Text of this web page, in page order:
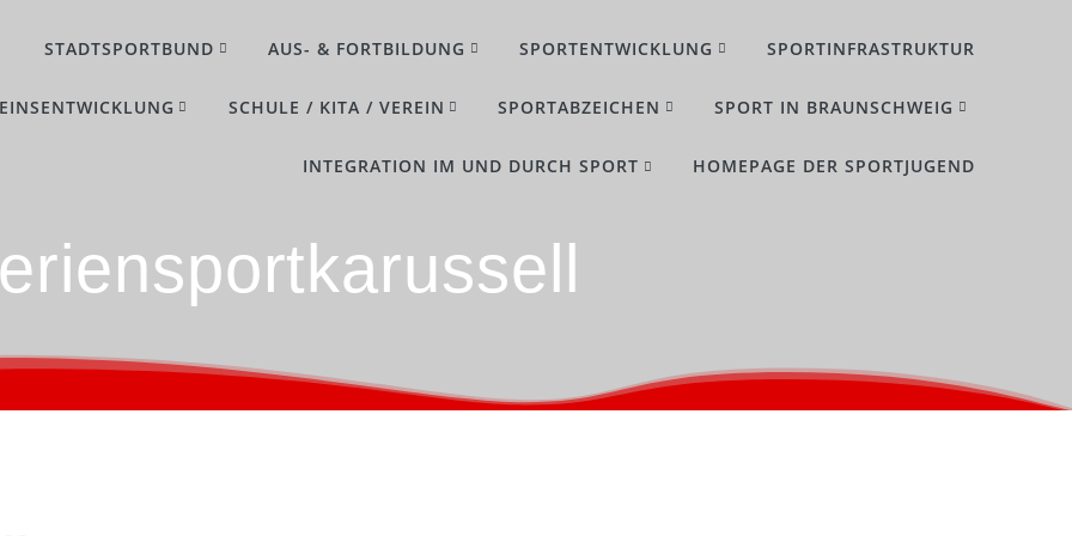
STADTSPORTBUND AUS- & FORTBILDUNG SPORTENTWICKLUNG SPORTINFRASTRUKTUR
SCHULE / KITA / VEREIN SPORTABZEICHEN SPORT IN BRAUNSCHWEIG
INTEGRATION IM UND DURCH SPORT HOMEPAGE DER SPORTJUGEND